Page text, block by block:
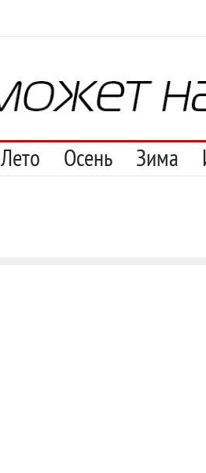
Марципан (из
Лето Осень Зима